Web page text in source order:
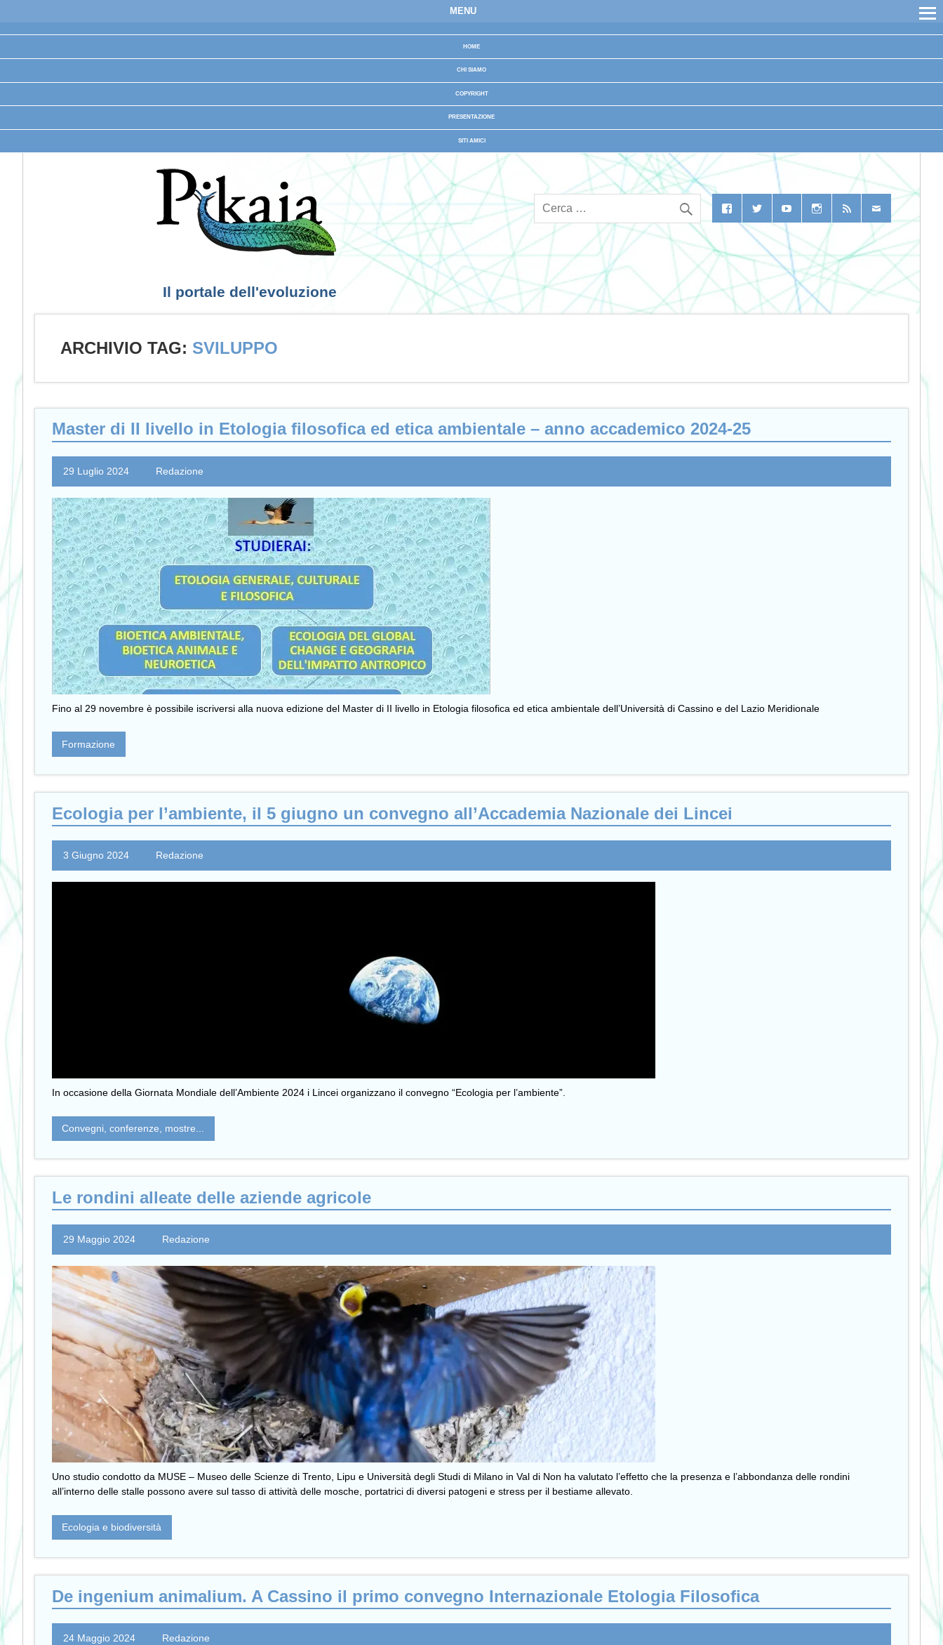
MENU
HOME
CHI SIAMO
COPYRIGHT
PRESENTAZIONE
SITI AMICI
Il portale dell'evoluzione
ARCHIVIO TAG: SVILUPPO
Master di II livello in Etologia filosofica ed etica ambientale – anno accademico 2024-25
29 Luglio 2024 Redazione
Fino al 29 novembre è possibile iscriversi alla nuova edizione del Master di II livello in Etologia filosofica ed etica ambientale dell’Università di Cassino e del Lazio Meridionale
Formazione
Ecologia per l’ambiente, il 5 giugno un convegno all’Accademia Nazionale dei Lincei
3 Giugno 2024 Redazione
In occasione della Giornata Mondiale dell’Ambiente 2024 i Lincei organizzano il convegno “Ecologia per l’ambiente”.
Convegni, conferenze, mostre...
Le rondini alleate delle aziende agricole
29 Maggio 2024 Redazione
Uno studio condotto da MUSE – Museo delle Scienze di Trento, Lipu e Università degli Studi di Milano in Val di Non ha valutato l’effetto che la presenza e l’abbondanza delle rondini
all’interno delle stalle possono avere sul tasso di attività delle mosche, portatrici di diversi patogeni e stress per il bestiame allevato.
Ecologia e biodiversità
De ingenium animalium. A Cassino il primo convegno Internazionale Etologia Filosofica
24 Maggio 2024 Redazione